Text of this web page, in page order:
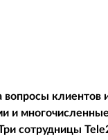
клиентов
многочисленные
сотрудницы Tele